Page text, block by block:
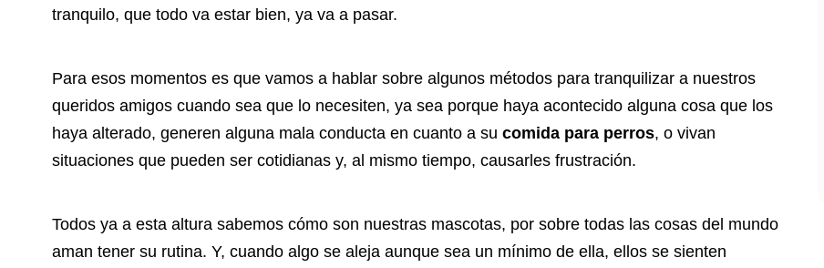
tranquilo, que todo va estar bien, ya va a pasar.
Para esos momentos es que vamos a hablar sobre algunos métodos para tranquilizar a nuestros
queridos amigos cuando sea que lo necesiten, ya sea porque haya acontecido alguna cosa que los
haya alterado, generen alguna mala conducta en cuanto a su comida para perros, o vivan
situaciones que pueden ser cotidianas y, al mismo tiempo, causarles frustración.
Todos ya a esta altura sabemos cómo son nuestras mascotas, por sobre todas las cosas del mundo
aman tener su rutina. Y, cuando algo se aleja aunque sea un mínimo de ella, ellos se sienten